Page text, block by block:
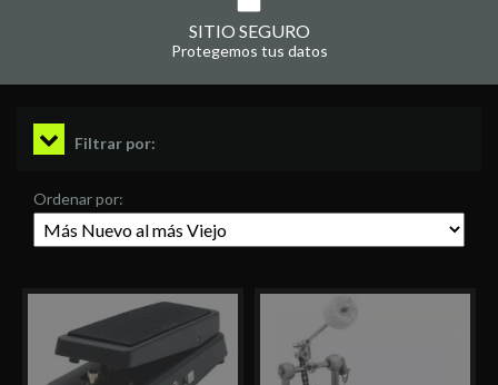
SITIO SEGURO
Protegemos tus datos
Filtrar por:
Ordenar por: